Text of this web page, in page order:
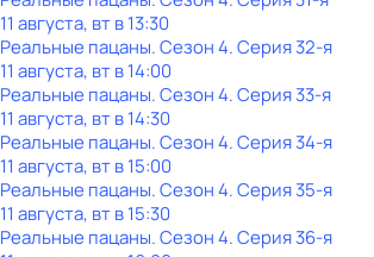
11 августа, вт в 13:30
Реальные пацаны. Сезон 4. Серия 32-я
11 августа, вт в 14:00
Реальные пацаны. Сезон 4. Серия 33-я
11 августа, вт в 14:30
Реальные пацаны. Сезон 4. Серия 34-я
11 августа, вт в 15:00
Реальные пацаны. Сезон 4. Серия 35-я
11 августа, вт в 15:30
Реальные пацаны. Сезон 4. Серия 36-я